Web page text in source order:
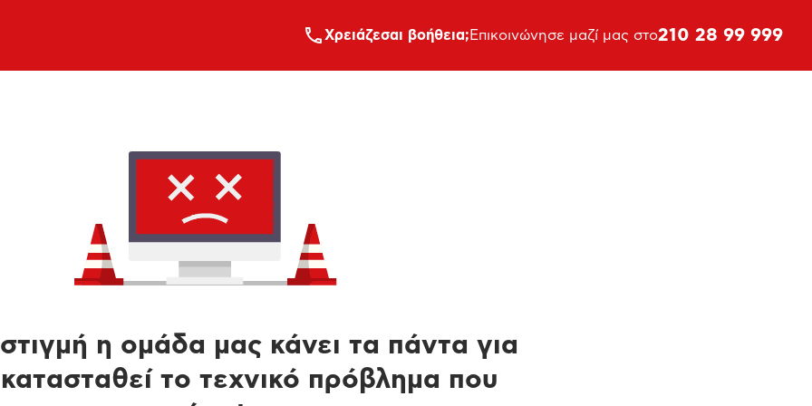
Xρειάζεσαι βοήθεια; Επικοινώνησε μαζί μας στο210 28 99 999
η ομάδα μας κάνει τα πάντα για
το τεχνικό πρόβλημα που